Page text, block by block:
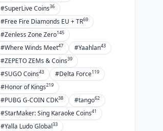
#SuperLive Coins36
#Free Fire Diamonds EU + TR69
#Zenless Zone Zero145
#Where Winds Meet47 #Yaahlan43
#ZEPETO ZEMs & Coins39
#SUGO Coins43 #Delta Force119
#Honor of Kings219
#PUBG G-COIN CDK38 #tango62
#StarMaker: Sing Karaoke Coins41
#Yalla Ludo Global33